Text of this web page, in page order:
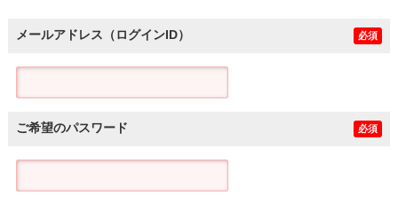
メールアドレス（ログインID） 必須
ご希望のパスワード 必須